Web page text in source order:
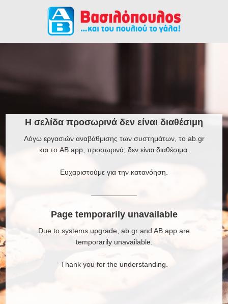
Η σελίδα προσωρινά δεν είναι διαθέσιμη
Λόγω εργασιών αναβάθμισης των συστημάτων, το ab.gr
και το AB app, προσωρινά, δεν είναι διαθέσιμα.
Ευχαριστούμε για την κατανόηση.
Page temporarily unavailable
Due to systems upgrade, ab.gr and AB app are
temporarily unavailable.
Thank you for the understanding.